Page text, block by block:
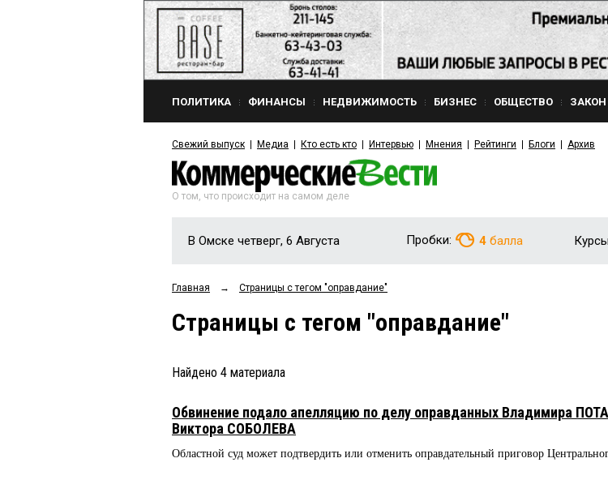
ПОЛИТИКА ФИНАНСЫ НЕДВИЖИМОСТЬ БИЗНЕС ОБЩЕСТВО ЗАКОН
Свежий выпуск Медиа Кто есть кто Интервью Мнения Рейтинги Блоги Архив
О том, что происходит на самом деле
В Омске четверг, 6 Августа Пробки: 4 балла
Главная → Страницы c тегом "оправдание"
Страницы c тегом "оправдание"
Найдено 4 материала
Обвинение подало апелляцию по делу оправданных Владимира
Виктора СОБОЛЕВА
Областной суд может подтвердить или отменить оправдательный приговор